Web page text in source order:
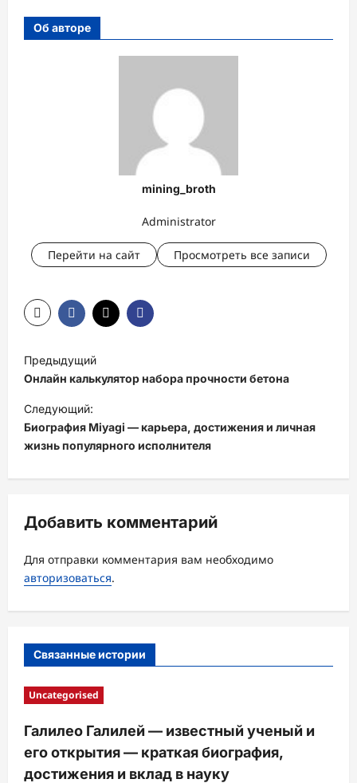
Об авторе
mining_broth
Administrator
Перейти на сайт Просмотреть все записи
Н
а
в
и
г
а
и
з
и
с
и
Предыдущий
Онлайн калькулятор набора прочности бетона
Следующий:
Биография Miyagi — карьера, достижения и личная
жизнь популярного исполнителя
Добавить комментарий
Для отправки комментария вам необходимо
авторизоваться.
Связанные истории
Uncategorised
Галилео Галилей — известный ученый и
его открытия — краткая биография,
достижения и вклад в науку